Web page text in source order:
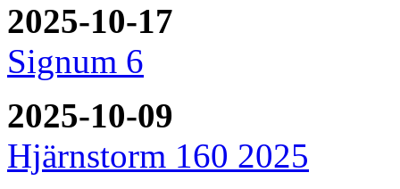
2025-10-17
Signum 6
2025-10-09
Hjärnstorm 160 2025